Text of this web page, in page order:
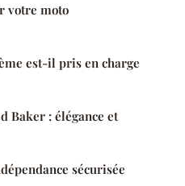
votre moto
est-il pris en charge
Baker : élégance et
sécurisée